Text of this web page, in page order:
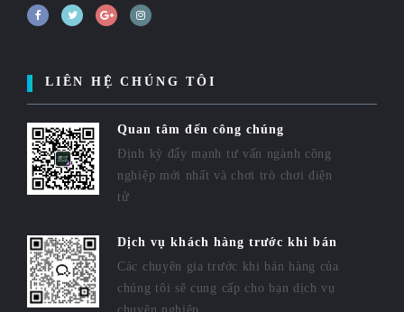
LIÊN HỆ CHÚNG TÔI
Quan tâm đến công chúng
Định kỳ đẩy mạnh tư vấn ngành công
nghiệp mới nhất và chơi trò chơi điện
tử
Dịch vụ khách hàng trước khi bán
Các chuyên gia trước khi bán hàng của
chúng tôi sẽ cung cấp cho bạn dịch vụ